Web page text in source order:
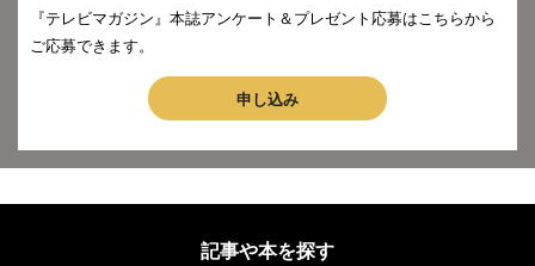
『テレビマガジン』本誌アンケート＆プレゼント応募はこちらから
ご応募できます。
申し込み
記事や本を探す